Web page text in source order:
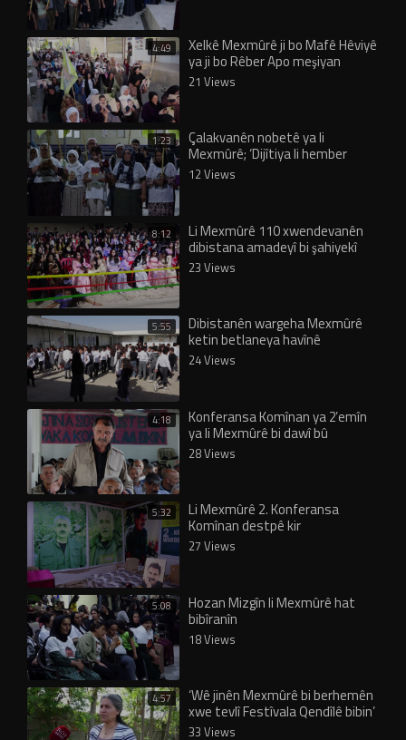
4:49 Xelkê Mexmûrê ji bo Mafê Hêviyê
ya ji bo Rêber Apo meşiyan
21 Views
1:23 Çalakvanên nobetê ya li
Mexmûrê; ‘Dijîtiya li hember
Rêber Apo nayê qebûlkirin’
12 Views
8:12 Li Mexmûrê 110 xwendevanên
dibistana amadeyî bi şahiyekî
derçûn
23 Views
5:55 Dibistanên wargeha Mexmûrê
ketin betlaneya havînê
24 Views
4:18 Konferansa Komînan ya 2’emîn
ya li Mexmûrê bi dawî bû
28 Views
5:32 Li Mexmûrê 2. Konferansa
Komînan destpê kir
27 Views
5:08 Hozan Mizgîn li Mexmûrê hat
bibîranîn
18 Views
4:57 ‘Wê jinên Mexmûrê bi berhemên
xwe tevlî Festîvala Qendîlê bibin’
33 Views